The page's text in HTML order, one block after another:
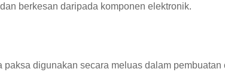
berkesan daripada komponen elektronik.
paksa digunakan secara meluas dalam